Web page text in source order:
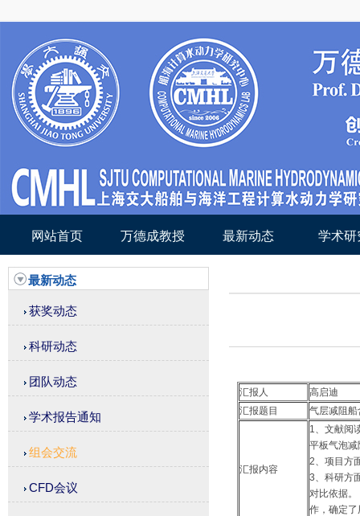
网站首页 万德成教授 最新动态 学术研
最新动态
获奖动态
科研动态
团队动态
学术报告通知
组会交流
CFD会议
汇报人
高启迪
汇报题目
气层减阻
汇报内容
1、文献阅
平板气泡
2、项目方
3、科研方
对比依据
作，确定